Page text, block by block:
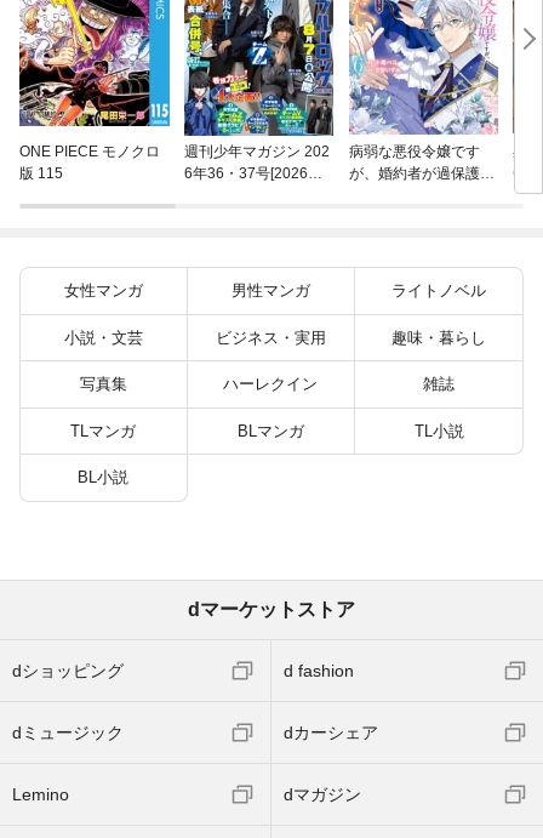
ONE PIECE モノクロ
版 115
週刊少年マガジン 202
6年36・37号[2026年8
病弱な悪役令嬢です
が、婚約者が過保護す
異
(22)
女性マンガ 男性マンガ ライトノベル
小説・文芸 ビジネス・実用 趣味・暮らし
写真集 ハーレクイン 雑誌
TLマンガ BLマンガ TL小説
BL小説
dマーケットストア
dショッピング d fashion
dミュージック dカーシェア
Lemino dマガジン